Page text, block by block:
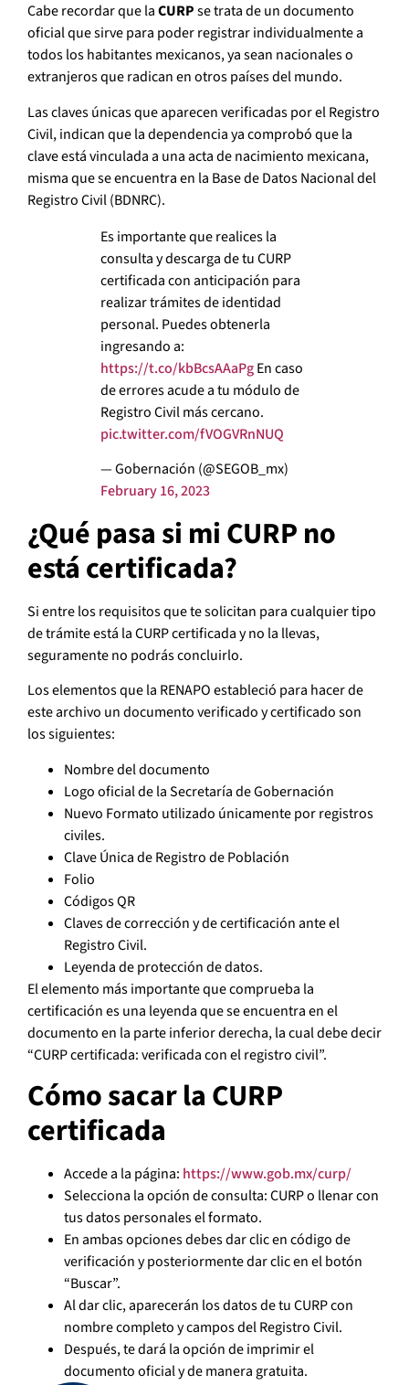
Cabe recordar que laCURPse trata de un documento
oficial que sirve para poder registrar individualmente a
todos los habitantes mexicanos, ya sean nacionales o
extranjeros que radican en otros países del mundo.
Las claves únicas que aparecen verificadas por el Registro
Civil, indican que la dependencia ya comprobó que la
clave está vinculada a una acta de nacimiento mexicana,
misma que se encuentra en la Base de Datos Nacional del
Registro Civil (BDNRC).
Es importante que realices la
consulta y descarga de tu CURP
certificada con anticipación para
realizar trámites de identidad
personal. Puedes obtenerla
ingresando a:
https://t.co/kbBcsAAaPgEn caso
de errores acude a tu módulo de
Registro Civil más cercano.
pic.twitter.com/fVOGVRnNUQ
— Gobernación (@SEGOB_mx)
February 16, 2023
¿Qué pasa si mi CURP no
está certificada?
Si entre los requisitos que te solicitan para cualquier tipo
de trámite está la CURP certificada y no la llevas,
seguramente no podrás concluirlo.
Los elementos que la RENAPO estableció para hacer de
este archivo un documento verificado y certificado son
los siguientes:
Nombre del documento
Logo oficial de la Secretaría de Gobernación
Nuevo Formato utilizado únicamente por registros
civiles.
Clave Única de Registro de Población
Folio
Códigos QR
Claves de corrección y de certificación ante el
Registro Civil.
Leyenda de protección de datos.
El elemento más importante que comprueba la
certificación es una leyenda que se encuentra en el
documento en la parte inferior derecha, la cual debe decir
“CURP certificada: verificada con el registro civil”.
Cómo sacar la CURP
certificada
Accede a la página: https://www.gob.mx/curp/
Selecciona la opción de consulta: CURP o llenar con
tus datos personales el formato.
En ambas opciones debes dar clic en código de
verificación y posteriormente dar clic en el botón
“Buscar”.
Al dar clic, aparecerán los datos de tu CURP con
nombre completo y campos del Registro Civil.
Después, te dará la opción de imprimir el
documento oficial y de manera gratuita.